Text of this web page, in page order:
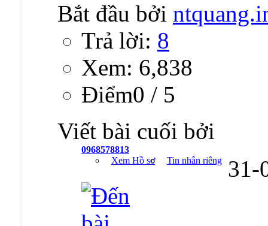
Bắt đầu bởi
Trả lời: 8
Xem: 6,838
Ðiểm0 / 5
Viết bài cuối bởi
0968578813
Xem Hồ sơ
Tin nhắn riêng 31-